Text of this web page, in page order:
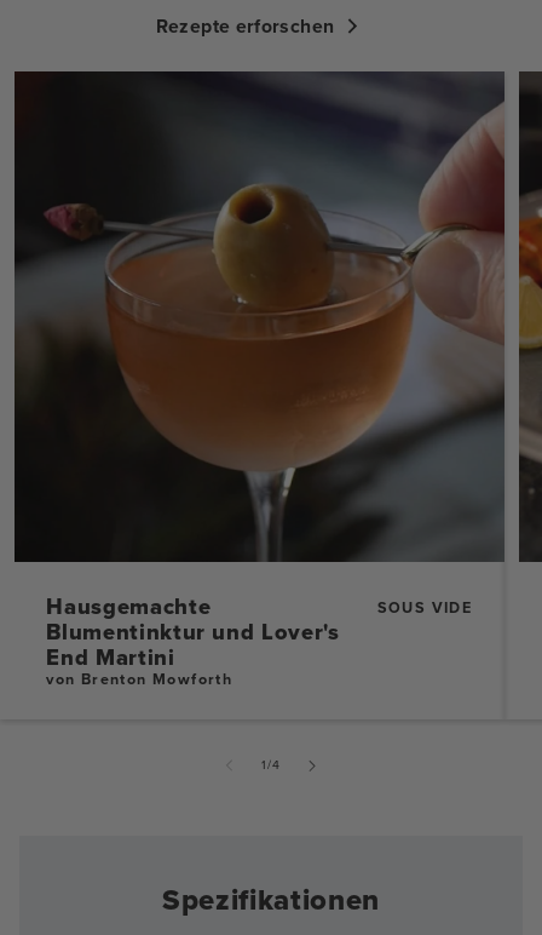
Rezepte erforschen
Hausgemachte
Blumentinktur und Lover's
End Martini
SOUS VIDE
von Brenton Mowforth
1/von
4
Spezifikationen